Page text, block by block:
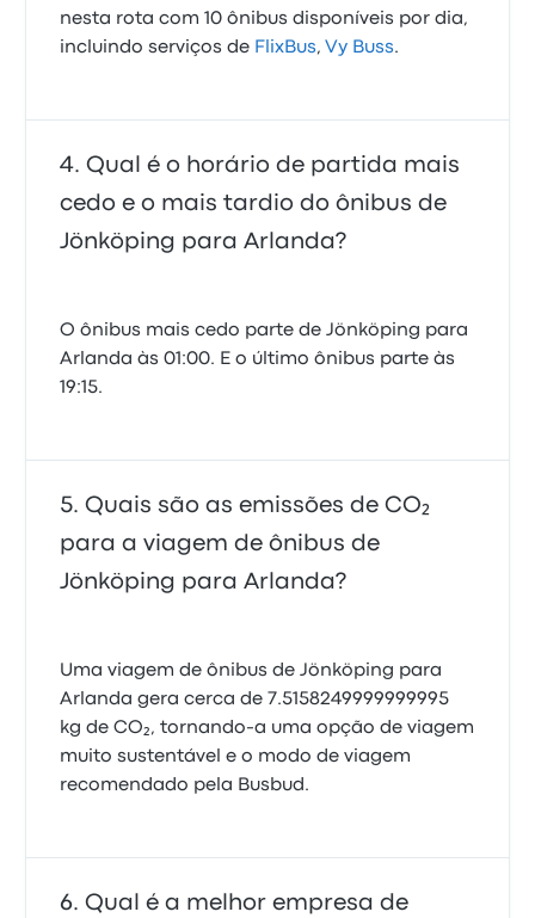
nesta rota com 10 ônibus disponíveis por dia,
incluindo serviços de FlixBus, Vy Buss.
Qual é o horário de partida mais
cedo e o mais tardio do ônibus de
Jönköping para Arlanda?
O ônibus mais cedo parte de Jönköping para
Arlanda às 01:00. E o último ônibus parte às
19:15.
Quais são as emissões de CO₂
para a viagem de ônibus de
Jönköping para Arlanda?
Uma viagem de ônibus de Jönköping para
Arlanda gera cerca de 7.5158249999999995
kg de CO₂, tornando-a uma opção de viagem
muito sustentável e o modo de viagem
recomendado pela Busbud.
Qual é a melhor empresa de